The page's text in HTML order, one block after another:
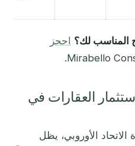
المناسب لك؟ احجز
العقارات في
الأوروبي، يظل